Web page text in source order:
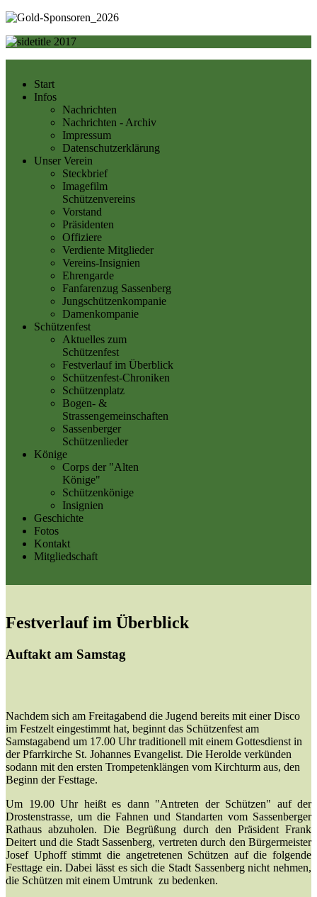
Start
Infos
Nachrichten
Nachrichten - Archiv
Impressum
Datenschutzerklärung
Unser Verein
Steckbrief
Imagefilm
Schützenvereins
Vorstand
Präsidenten
Offiziere
Verdiente Mitglieder
Vereins-Insignien
Ehrengarde
Fanfarenzug Sassenberg
Jungschützenkompanie
Damenkompanie
Schützenfest
Aktuelles zum
Schützenfest
Festverlauf im Überblick
Schützenfest-Chroniken
Schützenplatz
Bogen- &
Strassengemeinschaften
Sassenberger
Schützenlieder
Könige
Corps der "Alten
Könige"
Schützenkönige
Insignien
Geschichte
Fotos
Kontakt
Mitgliedschaft
Festverlauf im Überblick
Auftakt am Samstag
Nachdem sich am Freitagabend die Jugend bereits mit einer Disco
im Festzelt eingestimmt hat, beginnt das Schützenfest am
Samstagabend um 17.00 Uhr traditionell mit einem Gottesdienst in
der Pfarrkirche St. Johannes Evangelist. Die Herolde verkünden
sodann mit den ersten Trompetenklängen vom Kirchturm aus, den
Beginn der Festtage.
Um 19.00 Uhr heißt es dann "Antreten der Schützen" auf der
Drostenstrasse, um die Fahnen und Standarten vom Sassenberger
Rathaus abzuholen. Die Begrüßung durch den Präsident Frank
Deitert und die Stadt Sassenberg, vertreten durch den Bürgermeister
Josef Uphoff stimmt die angetretenen Schützen auf die folgende
Festtage ein. Dabei lässt es sich die Stadt Sassenberg nicht nehmen,
die Schützen mit einem Umtrunk zu bedenken.